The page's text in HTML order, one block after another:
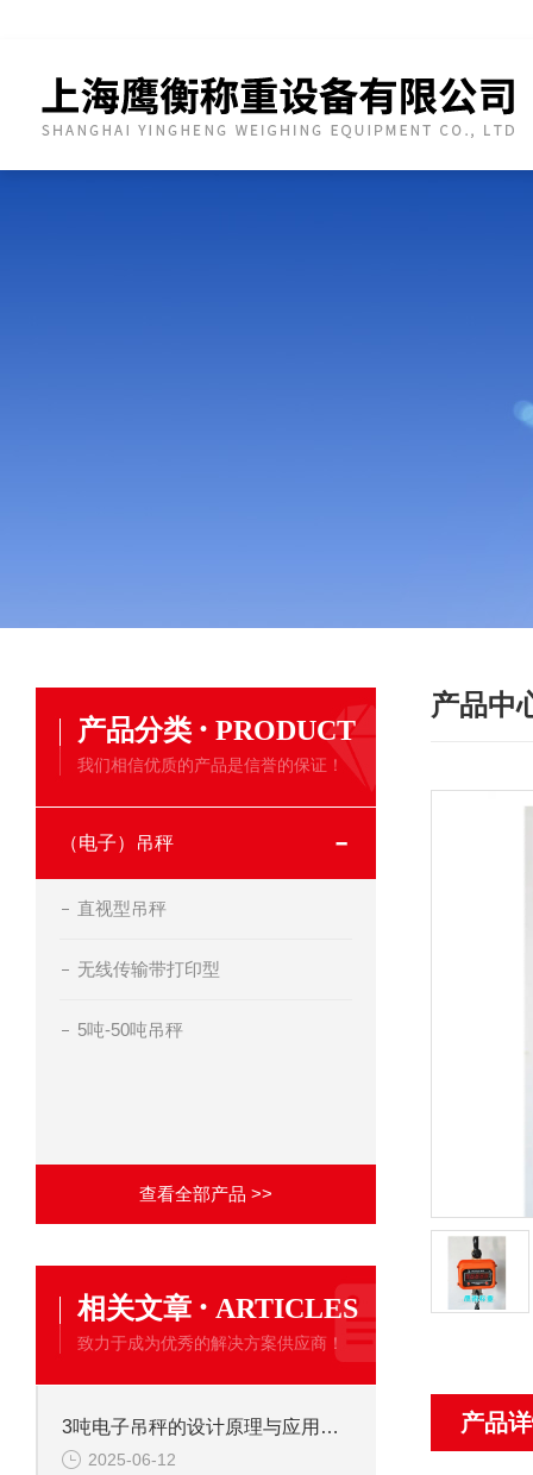
产品分类 · PRODUCT
我们相信优质的产品是信誉的保证！
（电子）吊秤
直视型吊秤
无线传输带打印型
5吨-50吨吊秤
查看全部产品 >>
相关文章 · ARTICLES
致力于成为优秀的解决方案供应商！
3吨电子吊秤的设计原理与应用分析
2025-06-12
产品中
产品